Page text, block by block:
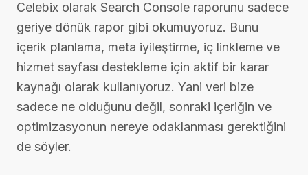
Celebix olarak Search Console raporunu sadece
geriye dönük rapor gibi okumuyoruz. Bunu
içerik planlama, meta iyileştirme, iç linkleme ve
hizmet sayfası destekleme için aktif bir karar
kaynağı olarak kullanıyoruz. Yani veri bize
sadece ne olduğunu değil, sonraki içeriğin ve
optimizasyonun nereye odaklanması gerektiğini
de söyler.